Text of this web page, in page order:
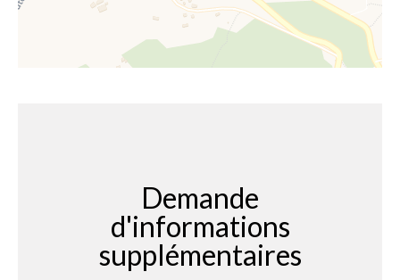
Demande
d'informations
supplémentaires